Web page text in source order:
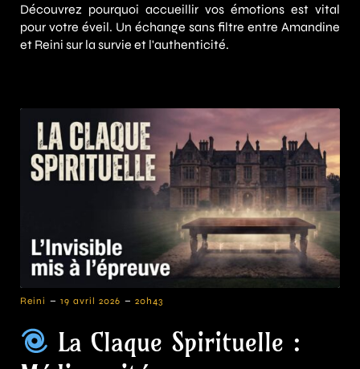
Découvrez pourquoi accueillir vos émotions est vital
pour votre éveil. Un échange sans filtre entre Amandine
et Reini sur la survie et l'authenticité.
Reini - 19 avril 2026 - 20h43
La Claque Spirituelle :